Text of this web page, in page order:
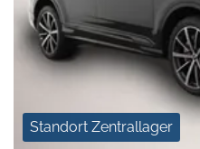
Standort Zentrallager